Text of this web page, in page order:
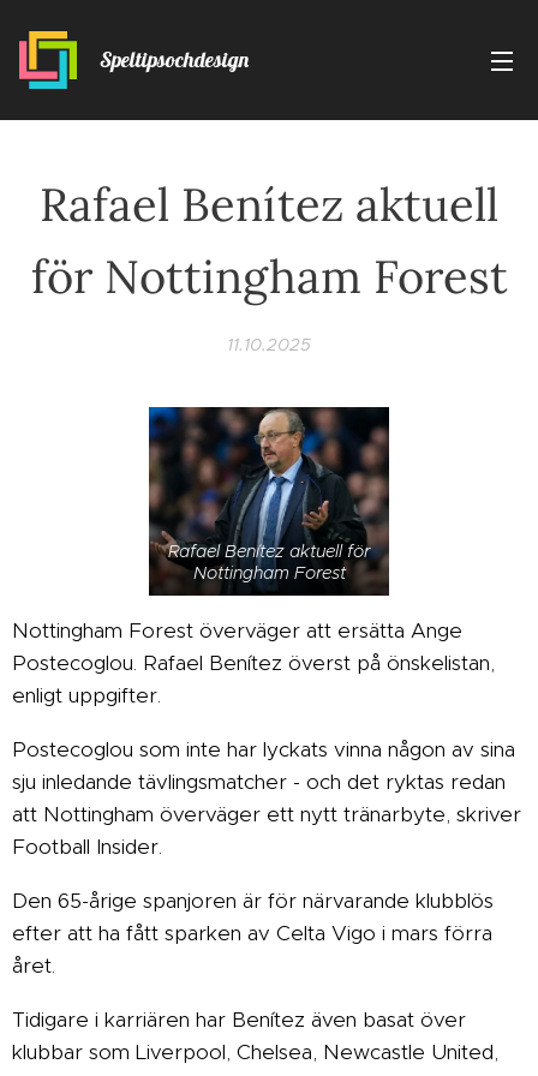
Speltipsochdesign
Rafael Benítez aktuell
för Nottingham Forest
11.10.2025
Rafael Benítez aktuell för
Nottingham Forest
Nottingham Forest överväger att ersätta Ange
Postecoglou. Rafael Benítez överst på önskelistan,
enligt uppgifter.
Postecoglou som inte har lyckats vinna någon av sina
sju inledande tävlingsmatcher - och det ryktas redan
att Nottingham överväger ett nytt tränarbyte, skriver
Football Insider.
Den 65-årige spanjoren är för närvarande klubblös
efter att ha fått sparken av Celta Vigo i mars förra
året.
Tidigare i karriären har Benítez även basat över
klubbar som Liverpool, Chelsea, Newcastle United,